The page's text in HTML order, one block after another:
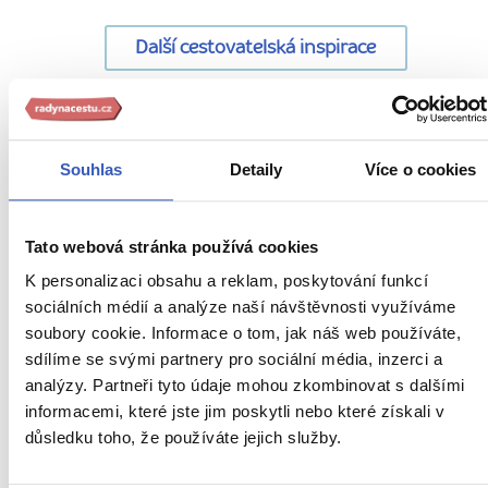
Souhlas Detaily Více o cookies
Tato webová stránka používá cookies
K personalizaci obsahu a reklam, poskytování funkcí
sociálních médií a analýze naší návštěvnosti využíváme
soubory cookie. Informace o tom, jak náš web používáte,
sdílíme se svými partnery pro sociální média, inzerci a
analýzy. Partneři tyto údaje mohou zkombinovat s dalšími
informacemi, které jste jim poskytli nebo které získali v
důsledku toho, že používáte jejich služby.
Další cestovatelská inspirace
URL
stránky:
hry-
miri-
do-
londyna-
z-
trafalgarskeho-
namesti-
bude-
Aktuality
Inspirace
Jídlo a pití
Nepropásněte
Oblíbená místa
Počasí v Anglii